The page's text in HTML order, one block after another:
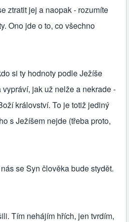
ztratit jej a naopak - rozumíte
Ono jde o to, co všechno
si ty hodnoty podle Ježíše
jak už nelže a nekrade -
království. To je totiž jediný
s Ježíšem nejde (třeba proto,
se Syn člověka bude stydět.
Tím nehájím hřích, jen tvrdím,